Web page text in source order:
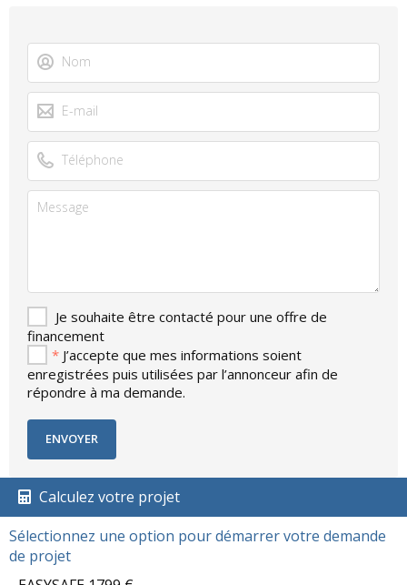
Calculez votre projet
Sélectionnez une option pour démarrer votre demande
de projet
Je souhaite être contacté pour une offre de
financement
* J’accepte que mes informations soient
enregistrées puis utilisées par l’annonceur afin de
répondre à ma demande.